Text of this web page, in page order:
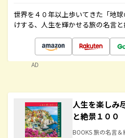
世界を４０年以上歩いてきた「地
けする、人生を輝かせる旅の名言
AD
人生を楽しみ
と絶景１００
BOOKS 旅の名言＆